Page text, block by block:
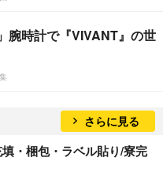
腕時計で『VIVANT』の世
さらに見る
・梱包・ラベル貼り/寮完